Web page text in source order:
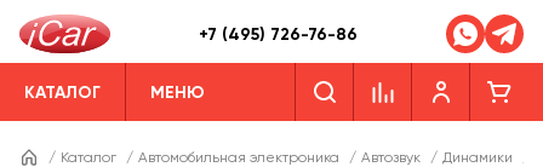
+7 (495) 726-76-86
КАТАЛОГ МЕНЮ
/ Каталог / Автомобильная электроника / Автозвук / Динамики